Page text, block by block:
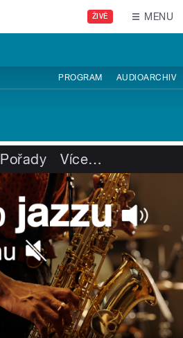
ŽIVĚ MENU
PROGRAM AUDIOARCHIV
Pořady Více…